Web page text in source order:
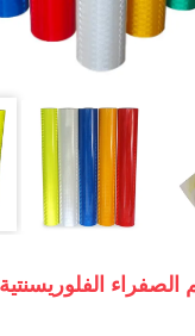
الصفراء